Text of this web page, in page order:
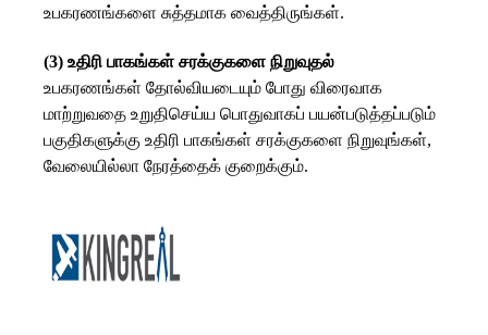
உபகரணங்களை சுத்தமாக வைத்திருங்கள்.
(3) உதிரி பாகங்கள் சரக்குகளை நிறுவுதல்
உபகரணங்கள் தோல்வியடையும் போது விரைவாக
மாற்றுவதை உறுதிசெய்ய பொதுவாகப் பயன்படுத்தப்படும்
பகுதிகளுக்கு உதிரி பாகங்கள் சரக்குகளை நிறுவுங்கள்,
வேலையில்லா நேரத்தைக் குறைக்கும்.